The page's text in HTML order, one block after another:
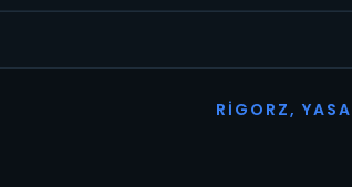
R I G O R Z, YASA